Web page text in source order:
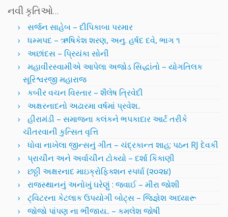
નવી કૃતિઓ…
સર્જન સાહેબ – દીપિકાબા પરમાર
ધમ્મપદ – ઋષિકેશ શરણ, અનુ. હર્ષદ દવે, ભાગ ૧
અછાંદસ – પ્રિયંકા સોની
મહાવીરસ્વામીએ આપેલા અજોડ સિદ્ધાંતો – યોગતિલક
સૂરિશ્વરજી મહારાજ
કબીર વચન વિસ્તાર – શૈલેષ ત્રિવેદી
અક્ષરનાદનો અઢારમા વર્ષમાં પ્રવેશ..
હીરામંડી – સમાજના કલંકને ભપકાદાર આર્ટ તરીકે
ચીતરવાની કુત્સિત વૃત્તિ
ધોવા નાખેલા જીન્સનું ગીત – ચંદ્રકાન્ત શાહ; પઠન RJ દેવકી
પ્રાચીન અને અર્વાચીન ટોક્યો – દર્શા કિકાણી
છઠ્ઠી અક્ષરનાદ માઇક્રોફિક્શન સ્પર્ધા (૨૦૨૪)
રાજસ્થાનનું અનોખું ઘરેણું : જવાઈ – મીરા જોશી
ટ્વિટરના કેટલાક ઉપયોગી બોટ્સ – જિજ્ઞેશ અધ્યારૂ
જોજો પાંપણ ના ભીંજાય.. – કમલેશ જોષી